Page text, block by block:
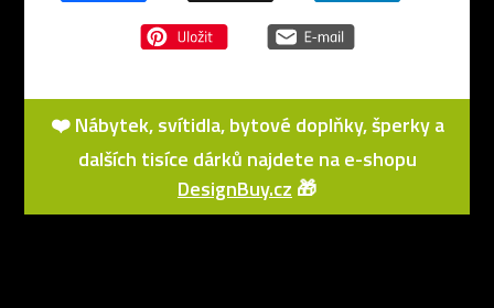
❤️ Nábytek, svítidla, bytové doplňky, šperky a
dalších tisíce dárků najdete na e-shopu
DesignBuy.cz 🎁